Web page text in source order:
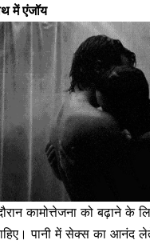
में एंजॉय
कामोत्तेजना को बढ़ाने के
पानी में सेक्स का